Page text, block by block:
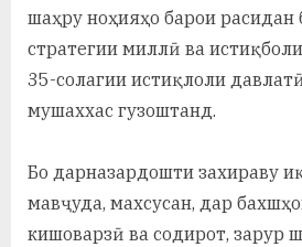
шаҳру ноҳияҳо барои расидан
стратегии миллӣ ва
35-солагии истиқлоли
мушаххас гузоштанд.
Бо дарназардошти захираву
мавҷуда, махсусан, дар
кишоварзӣ ва содирот, зарур